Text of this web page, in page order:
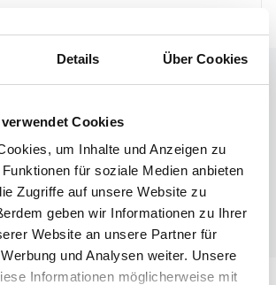
Details Über Cookies
Cookies
um Inhalte und Anzeigen zu
für soziale Medien anbieten
Zugriffe auf unsere Website zu
geben wir Informationen zu Ihrer
Website an unsere Partner für
und Analysen weiter. Unsere
Informationen möglicherweise mit